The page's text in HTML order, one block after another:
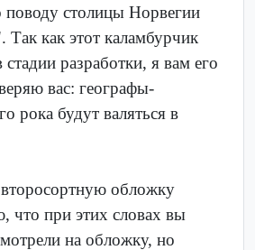
поводу столицы Норвегии
как этот каламбурчик
разработки, я вам его
вас: географы-
рока будут валяться в
обложку
что при этих словах вы
на обложку, но